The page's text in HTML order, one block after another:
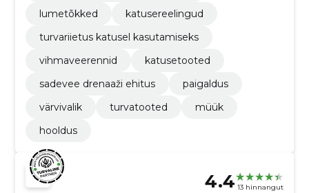
lumetõkked
katusereelingud
turvariietus katusel kasutamiseks
vihmaveerennid
katusetooted
sadevee drenaaži ehitus
paigaldus
värvivalik
turvatooted
müük
hooldus
4.4 13 hinnangut